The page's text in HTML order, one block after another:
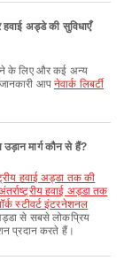
हवाई अड्डे की सुविधाएँ
आपनेवार्क लिबर्टी
मार्ग कौन से हैं?
हवाई अड्डा तक
स्टीवर्ट इंटरनेशनल
से सबसे लोकप्रिय
प्रदान करते हैं।